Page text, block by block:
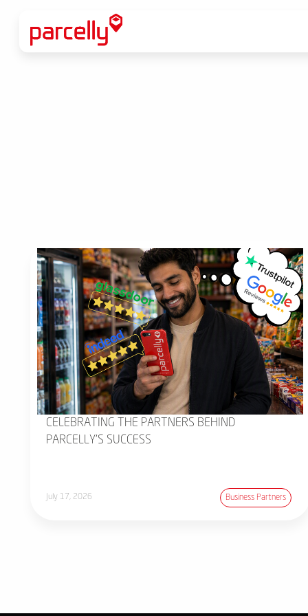
CELEBRATING THE PARTNERS BEHIND
PARCELLY'S SUCCESS
July 17, 2026 Business Partners